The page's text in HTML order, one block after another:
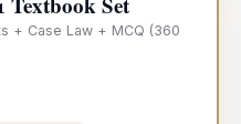
+ Case Law + MCQ (360